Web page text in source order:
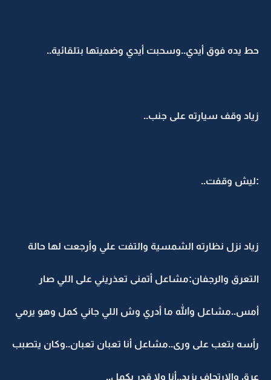
حط يده فوق أيدي..وسحبت أيدي وضميتها بتلقائية..
زياد وقف سيارته على جنب..
:ليش وقفت..
زياد نزل نظارته الشمسية والتفت علي وأرجعت لها حالة
التعرق والرجفان:مشاعل أتمنى تعذريني على اللي صار
أمس..مشاعل والله ما أدري وش اللي جاني كمل وهو يرمي
رأسه بتعب على ورى..مشاعل أنا تعبان تعبان..وكان يتصبب
عرق والارتجاف يزيد..أنا ولا قدر يكمل..